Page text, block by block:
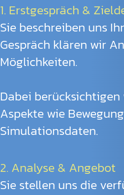
1. Erstgespräch &
Sie beschreiben uns
Gespräch klären wir
Möglichkeiten.
Dabei
Aspekte wie
Simulationsdaten.
2. Analyse & Angebot
Sie stellen uns die